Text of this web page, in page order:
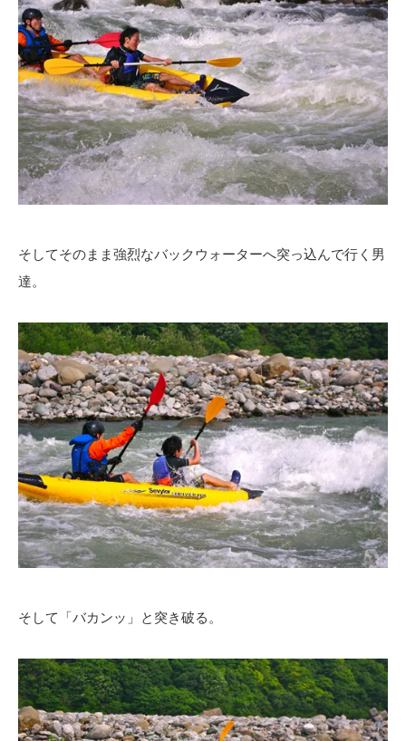
そしてそのまま強烈なバックウォーターへ突っ込んで行く男
達。
そして「バカンッ」と突き破る。